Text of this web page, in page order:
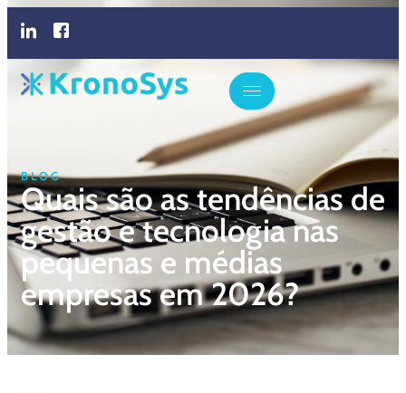
BLOG
Quais são as tendências de
gestão e tecnologia nas
pequenas e médias
empresas em 2026?